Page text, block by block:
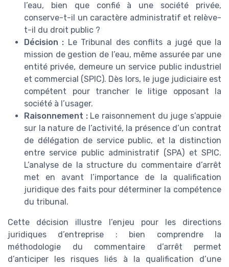
l’eau, bien que confié à une société privée,
conserve-t-il un caractère administratif et relève-
t-il du droit public ?
Décision : Le Tribunal des conflits a jugé que la
mission de gestion de l’eau, même assurée par une
entité privée, demeure un service public industriel
et commercial (SPIC). Dès lors, le juge judiciaire est
compétent pour trancher le litige opposant la
société à l’usager.
Raisonnement :Le raisonnement du juge s’appuie
sur la nature de l’activité, la présence d’un contrat
de délégation de service public, et la distinction
entre service public administratif (SPA) et SPIC.
L’analyse de la structure du commentaire d’arrêt
met en avant l’importance de la qualification
juridique des faits pour déterminer la compétence
du tribunal.
Cette décision illustre l’enjeu pour les directions
juridiques d’entreprise : bien comprendre la
méthodologie du commentaire d’arrêt permet
d’anticiper les risques liés à la qualification d’une